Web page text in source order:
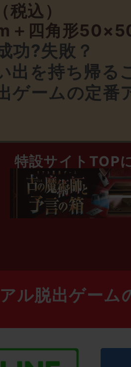
込）
＋四角形
功?失敗？
出を持ち帰る
ゲームの定番
特設サイトTOP
ル脱出ゲーム